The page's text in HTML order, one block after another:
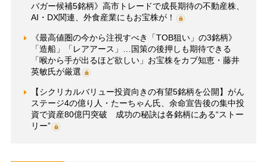
バガー候補5銘柄》高市トレードで成長期待の不動産株、
AI・DX関連、外食産業にもお宝株が！
《最高値圏の今から注視すべき「TOB狙い」の3銘柄》
「造船」「レアアース」…国策の後押しも期待できる
「喉から手が出るほど欲しい」お宝株をカブ知恵・藤井
英敏氏が厳選
【シクリカルバリュー投資向きの有望5銘柄を公開】がん
ステージ4の億り人・たーちゃん氏、余命宣告後の集中投
資で資産80億円突破 成功の秘訣は各銘柄にある“ストー
リー”